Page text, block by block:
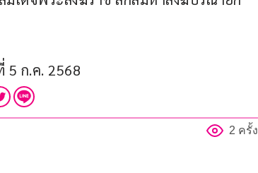
5 ก.ค. 2568
2 ครั้ง